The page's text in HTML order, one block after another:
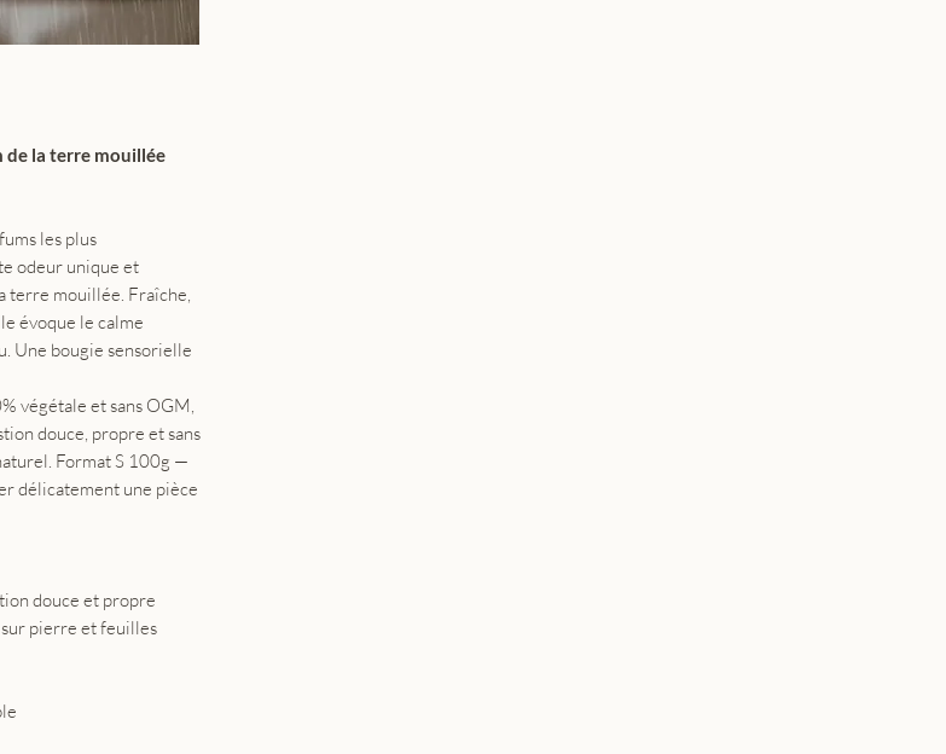
de la terre mouillée
les plus
odeur unique et
terre mouillée. Fraîche,
évoque le calme
Une bougie sensorielle
végétale et sans OGM,
douce, propre et sans
Format S 100g —
délicatement une pièce
douce et propre
pierre et feuilles